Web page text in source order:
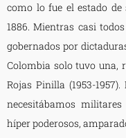
como lo fue el estado
1886. Mientras casi
gobernados por
Colombia solo tuvo una,
Rojas Pinilla (1953-
necesitábamos
híper poderosos,